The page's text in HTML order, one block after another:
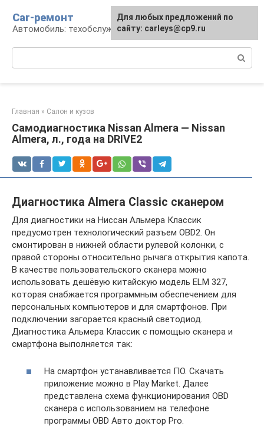
контенту
Car-ремонт
Автомобиль: техобслуживание и ремонт
Главная » Салон и кузов
Самодиагностика Nissan Almera — Nissan
Almera, л., года на DRIVE2
Диагностика Almera Classic сканером
Для диагностики на Ниссан Альмера Классик
предусмотрен технологический разъем OBD2. Он
смонтирован в нижней области рулевой колонки, с
правой стороны относительно рычага открытия капота.
В качестве пользовательского сканера можно
использовать дешёвую китайскую модель ELM 327,
которая снабжается программным обеспечением для
персональных компьютеров и для смартфонов. При
подключении загорается красный светодиод.
Диагностика Альмера Классик с помощью сканера и
смартфона выполняется так:
На смартфон устанавливается ПО. Скачать
приложение можно в Play Market. Далее
представлена схема функционирования OBD
сканера с использованием на телефоне
программы OBD Авто доктор Pro.
Для любых предложений по
сайту: carleys@cp9.ru